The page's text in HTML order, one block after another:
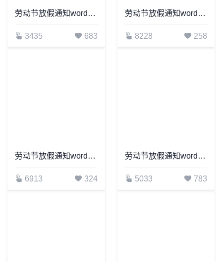
劳动节放假通知word模板(1)
3435 683
劳动节放假通知word模板(19)
8228 258
劳动节放假通知word模板(20)
6913 324
劳动节放假通知word模板(3)
5033 783